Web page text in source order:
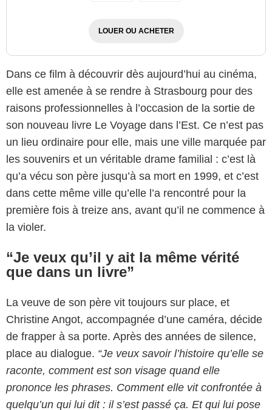
LOUER OU ACHETER
Dans ce film à découvrir dès aujourd’hui au cinéma,
elle est amenée à se rendre à Strasbourg pour des
raisons professionnelles à l’occasion de la sortie de
son nouveau livre Le Voyage dans l’Est. Ce n’est pas
un lieu ordinaire pour elle, mais une ville marquée par
les souvenirs et un véritable drame familial : c’est là
qu’a vécu son père jusqu’à sa mort en 1999, et c’est
dans cette même ville qu’elle l’a rencontré pour la
première fois à treize ans, avant qu’il ne commence à
la violer.
“Je veux qu’il y ait la même vérité
que dans un livre”
La veuve de son père vit toujours sur place, et
Christine Angot, accompagnée d’une caméra, décide
de frapper à sa porte. Après des années de silence,
place au dialogue. “Je veux savoir l’histoire qu’elle se
raconte, comment est son visage quand elle
prononce les phrases. Comment elle vit confrontée à
quelqu’un qui lui dit : il s’est passé ça. Et qui lui pose